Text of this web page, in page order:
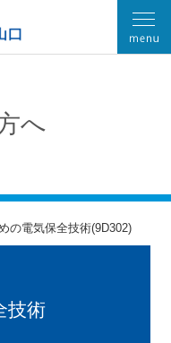
へ
の電気保全技術(9D302)
技術